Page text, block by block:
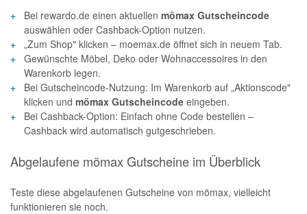
Bei rewardo.de einen aktuellen mömax Gutscheincode
auswählen oder Cashback-Option nutzen.
„Zum Shop" klicken – moemax.de öffnet sich in neuem Tab.
Gewünschte Möbel, Deko oder Wohnaccessoires in den
Warenkorb legen.
Bei Gutscheincode-Nutzung: Im Warenkorb auf „Aktionscode"
klicken und mömax Gutscheincode eingeben.
Bei Cashback-Option: Einfach ohne Code bestellen –
Cashback wird automatisch gutgeschrieben.
Abgelaufene mömax Gutscheine im Überblick
Teste diese abgelaufenen Gutscheine von mömax, vielleicht
funktionieren sie noch.